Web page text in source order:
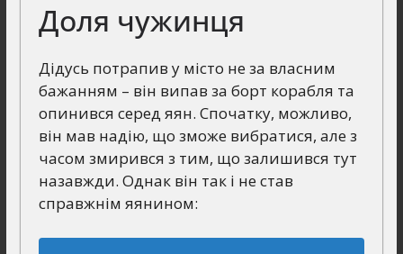
Доля чужинця
Дідусь потрапив у місто не за власним
бажанням – він випав за борт корабля та
опинився серед яян. Спочатку, можливо,
він мав надію, що зможе вибратися, але з
часом змирився з тим, що залишився тут
назавжди. Однак він так і не став
справжнім яянином: